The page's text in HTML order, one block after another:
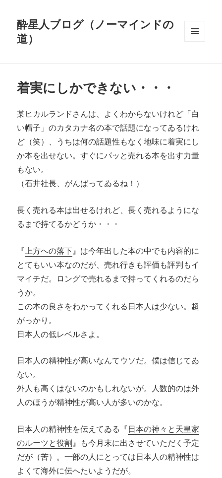
酔星人ブログ（ノーマインドの
道）
着実にしかできない・・・
某ヒカルランドさんは、よくわからないけれど「白
い帽子」のカタカナ名の本で話題になってゐるけれ
ど（笑）、うちは何の話題性もなく地味に着実にし
か本を出せない。すぐにパッと売れる本を出す力量
もない。
（石井社長、がんばってゐるね！）
長く売れる本は出せるけれど、長く売れるようにな
るまで持てるかどうか・・・
『上方への落下』は今年出した本の中でも内容的に
とてもいい本なのだが、売れ行きも評価も評判もイ
マイチだ。ロングで売れるまで持ってくれるのだら
うか。
この本の良さをわかってくれる日本人は少ない。超
がっかり。
日本人の低レベルさよ。
日本人の精神性が高いなんてウソだ。僕は信じてゐ
ない。
外人も高くはないのかもしれないが。人数的のは外
人のほうが精神性が高い人が多いのかな。
日本人の精神性を伝えてゐる『日本の神々と天皇家
のルーツと役割』も今月末に出させていただく予定
だが（苦）。一部の人にとっては日本人の精神性は
よくて海外に伝へたいようだが。